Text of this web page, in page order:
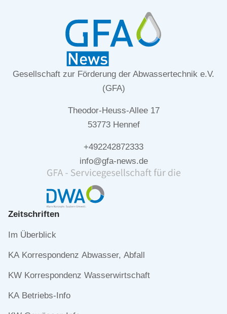
Gesellschaft zur Förderung der Abwassertechnik e.V.
(GFA)
Theodor-Heuss-Allee 17
53773 Hennef
+492242872333
info@gfa-news.de
Zeitschriften
Navigation
Im Überblick
KA Korrespondenz Abwasser, Abfall
KW Korrespondenz Wasserwirtschaft
KA Betriebs-Info